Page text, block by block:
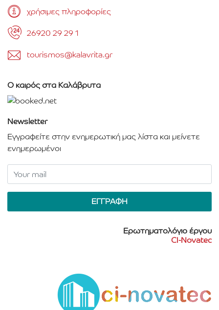
χρήσιμες πληροφορίες
26920 29 29 1
tourismos@kalavrita.gr
Ο καιρός στα Καλάβρυτα
Newsletter
Εγγραφείτε στην ενημερωτική μας λίστα και μείνετε
ενημερωμένοι
Ερωτηματολόγιο έργου
CI-Novatec